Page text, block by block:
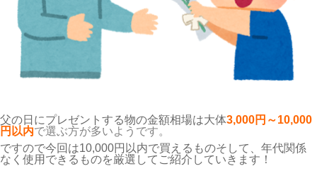
父の日にプレゼントする物の金額相場は大体3,000円～10,000
円以内で選ぶ方が多いようです。
ですので今回は10,000円以内で買えるものそして、年代関係
なく使用できるものを厳選してご紹介していきます！